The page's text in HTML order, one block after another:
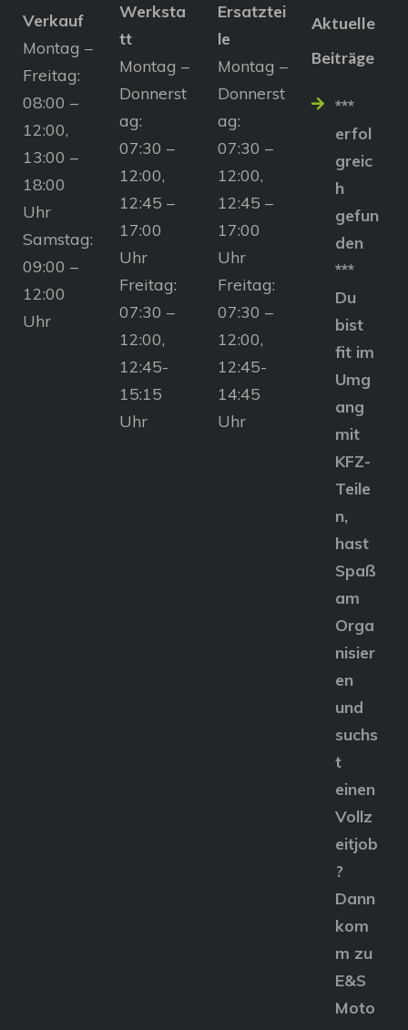
Verkauf
Montag –
Freitag:
08:00 –
12:00,
13:00 –
18:00
Uhr
Samstag:
09:00 –
12:00
Uhr
Werksta
tt
Montag –
Donnerst
ag:
07:30 –
12:00,
12:45 –
17:00
Uhr
Freitag:
07:30 –
12:00,
12:45-
15:15
Uhr
Ersatztei
le
Montag –
Donnerst
ag:
07:30 –
12:00,
12:45 –
17:00
Uhr
Freitag:
07:30 –
12:00,
12:45-
14:45
Uhr
Aktuelle
Beiträge
***
erfol
greic
h
gefun
den
***
Du
bist
fit im
Umg
ang
mit
KFZ-
Teile
n,
hast
Spaß
am
Orga
nisier
en
und
suchs
t
einen
Vollz
eitjob
?
Dann
kom
m zu
E&S
Moto